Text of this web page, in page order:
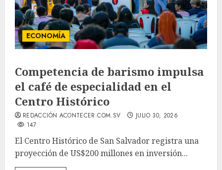
ECONOMÍA
Competencia de barismo impulsa
el café de especialidad en el
Centro Histórico
REDACCIÓN ACONTECER.COM.SV
JULIO 30, 2026
147
El Centro Histórico de San Salvador registra una
proyección de US$200 millones en inversión...